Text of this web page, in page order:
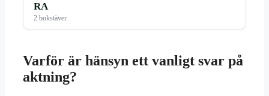
RA
2 bokstäver
Varför är hänsyn ett vanligt svar på
aktning?